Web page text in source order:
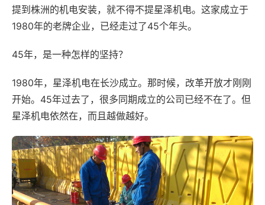
提到株洲的机电安装，就不得不提星泽机电。这家成立于
1980年的老牌企业，已经走过了45个年头。
45年，是一种怎样的坚持？
1980年，星泽机电在长沙成立。那时候，改革开放才刚刚
开始。45年过去了，很多同期成立的公司已经不在了。但
星泽机电依然在，而且越做越好。